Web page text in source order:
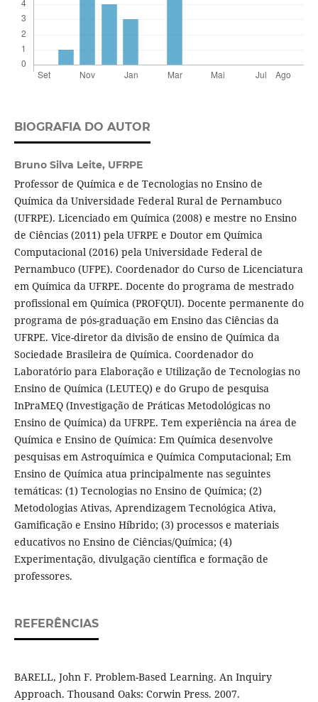
BIOGRAFIA DO AUTOR
Bruno Silva Leite, UFRPE
Professor de Química e de Tecnologias no Ensino de
Química da Universidade Federal Rural de Pernambuco
(UFRPE). Licenciado em Química (2008) e mestre no Ensino
de Ciências (2011) pela UFRPE e Doutor em Química
Computacional (2016) pela Universidade Federal de
Pernambuco (UFPE). Coordenador do Curso de Licenciatura
em Química da UFRPE. Docente do programa de mestrado
profissional em Química (PROFQUI). Docente permanente do
programa de pós-graduação em Ensino das Ciências da
UFRPE. Vice-diretor da divisão de ensino de Química da
Sociedade Brasileira de Química. Coordenador do
Laboratório para Elaboração e Utilização de Tecnologias no
Ensino de Química (LEUTEQ) e do Grupo de pesquisa
InPraMEQ (Investigação de Práticas Metodológicas no
Ensino de Química) da UFRPE. Tem experiência na área de
Química e Ensino de Química: Em Química desenvolve
pesquisas em Astroquímica e Química Computacional; Em
Ensino de Química atua principalmente nas seguintes
temáticas: (1) Tecnologias no Ensino de Química; (2)
Metodologias Ativas, Aprendizagem Tecnológica Ativa,
Gamificação e Ensino Híbrido; (3) processos e materiais
educativos no Ensino de Ciências/Química; (4)
Experimentação, divulgação científica e formação de
professores.
REFERÊNCIAS
BARELL, John F. Problem-Based Learning. An Inquiry
Approach. Thousand Oaks: Corwin Press. 2007.